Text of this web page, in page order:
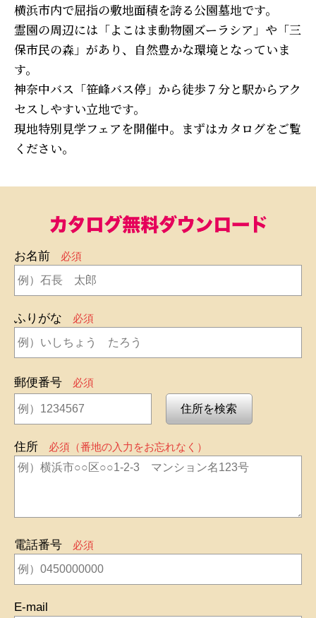
横浜市内で屈指の敷地面積を誇る公園墓地です。
霊園の周辺には「よこはま動物園ズーラシア」や「三
保市民の森」があり、自然豊かな環境となっていま
す。
神奈中バス「笹峰バス停」から徒歩７分と駅からアク
セスしやすい立地です。
現地特別見学フェアを開催中。まずはカタログをご覧
ください。
お名前 必須
ふりがな 必須
郵便番号 必須
住所 必須（番地の入力をお忘れなく）
電話番号 必須
E-mail